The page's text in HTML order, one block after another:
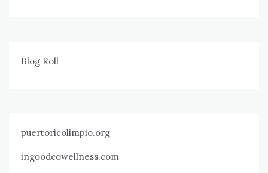
Blog Roll
puertoricolimpio.org
ingoodcowellness.com